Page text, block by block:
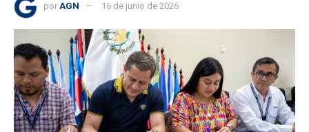
por AGN 16 de junio de 2026